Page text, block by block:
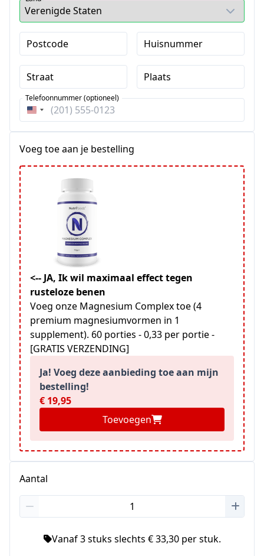
Postcode Huisnummer
Straat Plaats
Verenigde
Telefoonnummer (optioneel)
Voeg toe aan je bestelling
<-- JA, Ik wil maximaal effect tegen
rusteloze benen
Voeg onze Magnesium Complex toe (4
premium magnesiumvormen in 1
supplement). 60 porties - 0,33 per portie -
[GRATIS VERZENDING]
Ja! Voeg deze aanbieding toe aan mijn
bestelling!
€ 19,95
Toevoegen
Aantal
Vanaf 3 stuks slechts € 33,30 per stuk.